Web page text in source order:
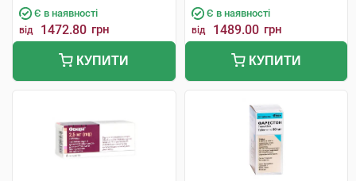
Є в наявності
від 1472.80 грн
КУПИТИ
Є в наявності
від 1489.00 грн
КУПИТИ